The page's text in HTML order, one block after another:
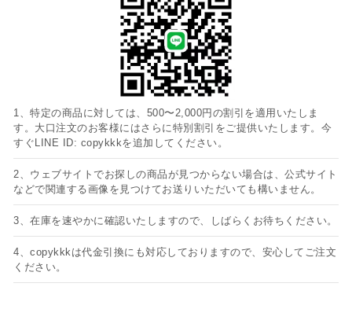
1、特定の商品に対しては、500〜2,000円の割引を適用いたしま
す。大口注文のお客様にはさらに特別割引をご提供いたします。今
すぐLINE ID: copykkkを追加してください。
2、ウェブサイトでお探しの商品が見つからない場合は、公式サイト
などで関連する画像を見つけてお送りいただいても構いません。
3、在庫を速やかに確認いたしますので、しばらくお待ちください。
4、copykkkは代金引換にも対応しておりますので、安心してご注文
ください。